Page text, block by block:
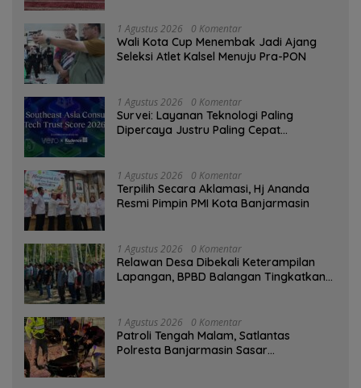
1 Agustus 2026 0 Komentar
Wali Kota Cup Menembak Jadi Ajang
Seleksi Atlet Kalsel Menuju Pra-PON
1 Agustus 2026 0 Komentar
Survei: Layanan Teknologi Paling
Dipercaya Justru Paling Cepat
1 Agustus 2026 0 Komentar
‎Terpilih Secara Aklamasi, Hj Ananda
Resmi Pimpin PMI Kota Banjarmasin
1 Agustus 2026 0 Komentar
Relawan Desa Dibekali Keterampilan
Lapangan, BPBD Balangan Tingkatkan
1 Agustus 2026 0 Komentar
Patroli Tengah Malam, Satlantas
Polresta Banjarmasin Sasar